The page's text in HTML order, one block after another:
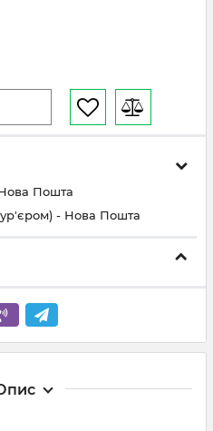
Пошта
- Нова Пошта